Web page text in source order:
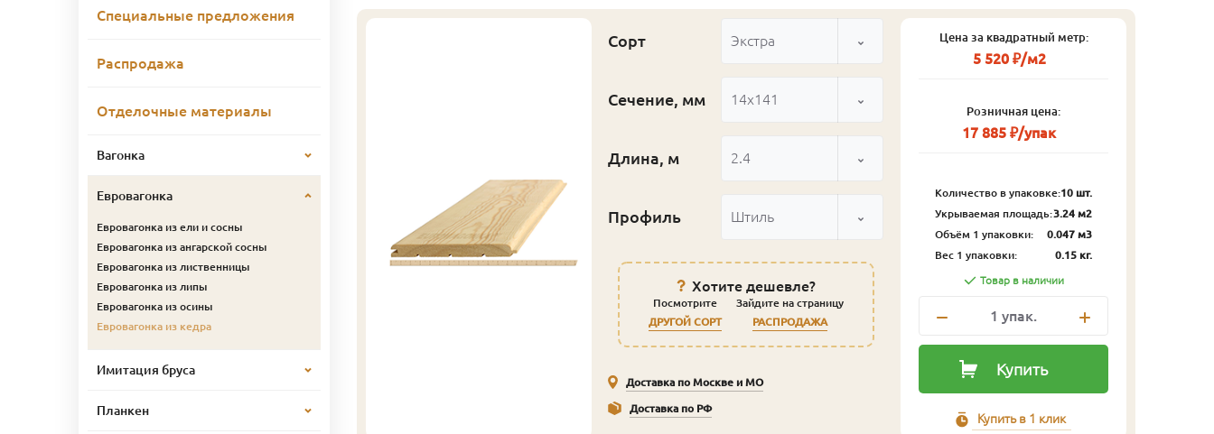
Сорт Экстра
Сечение, мм 14x141
Длина, м 2.4
Профиль Штиль
Хотите дешевле?
Посмотрите
ДРУГОЙ СОРТ
Зайдите на страницу
РАСПРОДАЖА
Доставка по Москве и МО
Доставка по РФ
Цена за квадратный метр:
5 520 ₽/м2
Розничная цена:
17 885 ₽/упак
Количество в упаковке:10 шт.
Укрываемая площадь:3.24 м2
Объём 1 упаковки:
0.047 м3
Вес 1 упаковки:
0.15 кг.
Товар в наличии
1 упак.
Купить
Купить в 1 клик
Специальные предложения
Распродажа
Отделочные материалы
Вагонка
Евровагонка
Евровагонка из ели и сосны
Евровагонка из ангарской сосны
Евровагонка из лиственницы
Евровагонка из липы
Евровагонка из осины
Евровагонка из кедра
Имитация бруса
Планкен